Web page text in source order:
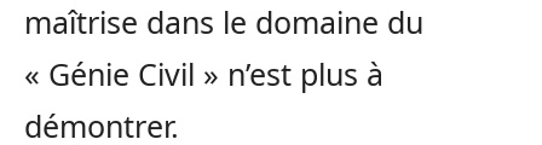
maîtrise dans le domaine du
« Génie Civil » n’est plus à
démontrer.